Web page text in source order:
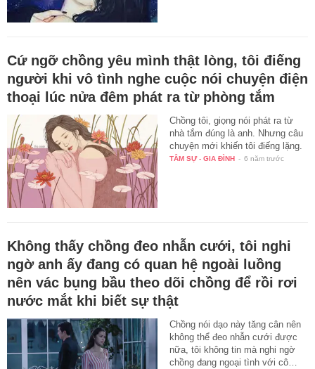
Cứ ngỡ chồng yêu mình thật lòng, tôi điếng
người khi vô tình nghe cuộc nói chuyện điện
thoại lúc nửa đêm phát ra từ phòng tắm
Chồng tôi, giọng nói phát ra từ
nhà tắm đúng là anh. Nhưng câu
chuyện mới khiến tôi điếng lặng.
TÂM SỰ - GIA ĐÌNH - 6 năm trước
Không thấy chồng đeo nhẫn cưới, tôi nghi
ngờ anh ấy đang có quan hệ ngoài luồng
nên vác bụng bầu theo dõi chồng để rồi rơi
nước mắt khi biết sự thật
Chồng nói dạo này tăng cân nên
không thể đeo nhẫn cưới được
nữa, tôi không tin mà nghi ngờ
chồng đang ngoại tình với cô…